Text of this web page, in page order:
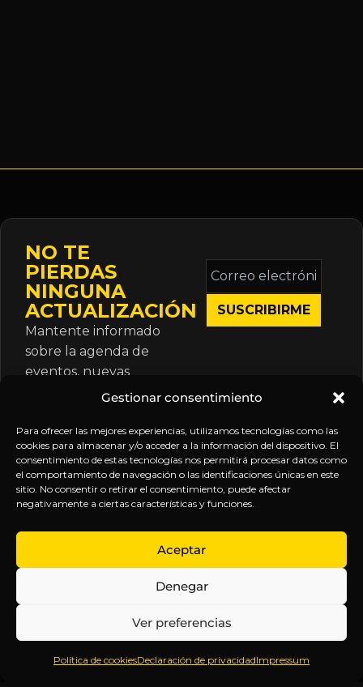
Gestionar consentimiento
Para ofrecer las mejores experiencias, utilizamos tecnologías como las
cookies para almacenar y/o acceder a la información del dispositivo. El
consentimiento de estas tecnologías nos permitirá procesar datos como
el comportamiento de navegación o las identificaciones únicas en este
sitio. No consentir o retirar el consentimiento, puede afectar
negativamente a ciertas características y funciones.
Aceptar
Denegar
Ver preferencias
Política de cookiesDeclaración de privacidadImpressum
NO TE
PIERDAS
NINGUNA
ACTUALIZACIÓN
Mantente informado
sobre la agenda de
eventos, nuevas
publicaciones y
suscripción.
Correo
electrónico
*
Inteligencia
Anticipándonos
EXPLORA
Inicio
Sobre
Contenido
Webinars
LEGAL
Política
de
Términos y
Aviso
SÍGUENOS